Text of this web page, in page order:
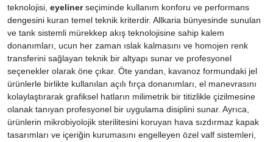
teknolojisi, eyelinerseçiminde kullanım konforu ve performans
dengesini kuran temel teknik kriterdir. Allkaria bünyesinde sunulan
ve tank sistemli mürekkep akış teknolojisine sahip kalem
donanımları, ucun her zaman ıslak kalmasını ve homojen renk
transferini sağlayan teknik bir altyapı sunar ve profesyonel
seçenekler olarak öne çıkar. Öte yandan, kavanoz formundaki jel
ürünlerle birlikte kullanılan açılı fırça donanımları, el manevrasını
kolaylaştırarak grafiksel hatların milimetrik bir titizlikle çizilmesine
olanak tanıyan profesyonel bir uygulama disiplini sunar. Ayrıca,
ürünlerin mikrobiyolojik sterilitesini koruyan hava sızdırmaz kapak
tasarımları ve içeriğin kurumasını engelleyen özel valf sistemleri,